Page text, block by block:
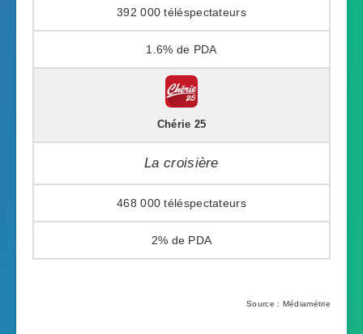
392 000
1.6%
Chérie 25
La croisière
468 000
2%
Source : Médiamétrie